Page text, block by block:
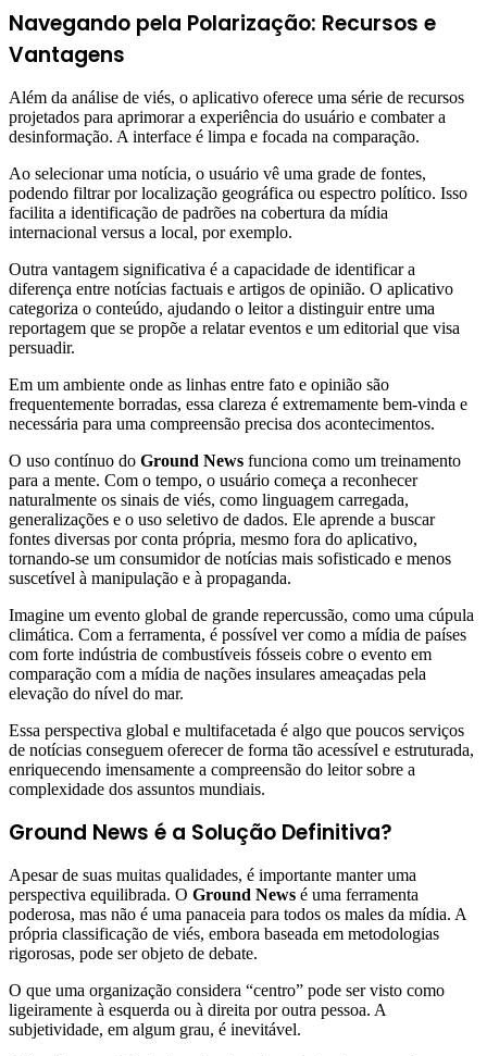
Navegando pela Polarização: Recursos e
Vantagens
Além da análise de viés, o aplicativo oferece uma série de recursos
projetados para aprimorar a experiência do usuário e combater a
desinformação. A interface é limpa e focada na comparação.
Ao selecionar uma notícia, o usuário vê uma grade de fontes,
podendo filtrar por localização geográfica ou espectro político. Isso
facilita a identificação de padrões na cobertura da mídia
internacional versus a local, por exemplo.
Outra vantagem significativa é a capacidade de identificar a
diferença entre notícias factuais e artigos de opinião. O aplicativo
categoriza o conteúdo, ajudando o leitor a distinguir entre uma
reportagem que se propõe a relatar eventos e um editorial que visa
persuadir.
Em um ambiente onde as linhas entre fato e opinião são
frequentemente borradas, essa clareza é extremamente bem-vinda e
necessária para uma compreensão precisa dos acontecimentos.
O uso contínuo do Ground News funciona como um treinamento
para a mente. Com o tempo, o usuário começa a reconhecer
naturalmente os sinais de viés, como linguagem carregada,
generalizações e o uso seletivo de dados. Ele aprende a buscar
fontes diversas por conta própria, mesmo fora do aplicativo,
tornando-se um consumidor de notícias mais sofisticado e menos
suscetível à manipulação e à propaganda.
Imagine um evento global de grande repercussão, como uma cúpula
climática. Com a ferramenta, é possível ver como a mídia de países
com forte indústria de combustíveis fósseis cobre o evento em
comparação com a mídia de nações insulares ameaçadas pela
elevação do nível do mar.
Essa perspectiva global e multifacetada é algo que poucos serviços
de notícias conseguem oferecer de forma tão acessível e estruturada,
enriquecendo imensamente a compreensão do leitor sobre a
complexidade dos assuntos mundiais.
Ground News é a Solução Definitiva?
Apesar de suas muitas qualidades, é importante manter uma
perspectiva equilibrada. O Ground News é uma ferramenta
poderosa, mas não é uma panaceia para todos os males da mídia. A
própria classificação de viés, embora baseada em metodologias
rigorosas, pode ser objeto de debate.
O que uma organização considera “centro” pode ser visto como
ligeiramente à esquerda ou à direita por outra pessoa. A
subjetividade, em algum grau, é inevitável.